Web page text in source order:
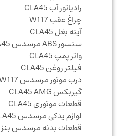
رادیاتور آب CLA45
چراغ عقب W117
آینه بغل CLA45
سنسور ABS مرسدس CLA45
واتر پمپ CLA45
فیلتر روغن CLA45
درب موتور مرسدس W117
گیربکس CLA45 AMG
قطعات موتوری CLA45
لوازم یدکی مرسدس CLA45
قطعات بدنه مرسدس بنز W117